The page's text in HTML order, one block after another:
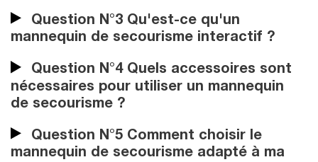
Question N°3 Qu'est-ce qu'un
mannequin de secourisme interactif ?
Question N°4 Quels accessoires sont
nécessaires pour utiliser un mannequin
de secourisme ?
Question N°5 Comment choisir le
mannequin de secourisme adapté à ma